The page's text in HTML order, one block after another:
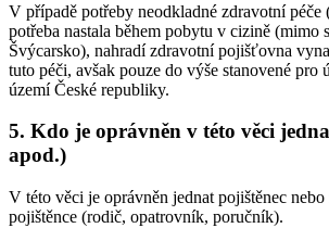
V případě potřeby neodkladné zdravotní péče
potřeba nastala během pobytu v cizině (mimo
Švýcarsko), nahradí zdravotní pojišťovna
tuto péči, avšak pouze do výše stanovené pro
území České republiky.
5. Kdo je oprávněn v této věci
apod.)
V této věci je oprávněn jednat pojištěnec
pojištěnce (rodič, opatrovník, poručník).